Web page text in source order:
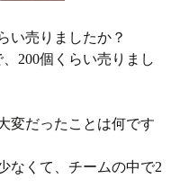
い売りましたか？
200個くらい売りまし
変だったことは何です
なくて、チームの中で2